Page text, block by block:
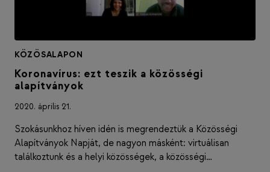
KÖZÖSALAPON
Koronavírus: ezt teszik a közösségi
alapítványok
2020. április 21.
Szokásunkhoz híven idén is megrendeztük a Közösségi
Alapítványok Napját, de nagyon másként: virtuálisan
találkoztunk és a helyi közösségek, a közösségi…